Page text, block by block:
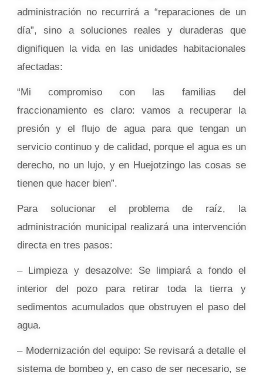
administración no recurrirá a “reparaciones de un
día”, sino a soluciones reales y duraderas que
dignifiquen la vida en las unidades habitacionales
afectadas:
“Mi compromiso con las familias del
fraccionamiento es claro: vamos a recuperar la
presión y el flujo de agua para que tengan un
servicio continuo y de calidad, porque el agua es un
derecho, no un lujo, y en Huejotzingo las cosas se
tienen que hacer bien”.
Para solucionar el problema de raíz, la
administración municipal realizará una intervención
directa en tres pasos:
– Limpieza y desazolve: Se limpiará a fondo el
interior del pozo para retirar toda la tierra y
sedimentos acumulados que obstruyen el paso del
agua.
– Modernización del equipo: Se revisará a detalle el
sistema de bombeo y, en caso de ser necesario, se